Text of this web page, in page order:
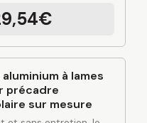
de C2R et posé…
à lames
précadre
sur mesure